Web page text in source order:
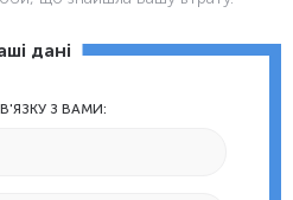
дані
З ВАМИ: